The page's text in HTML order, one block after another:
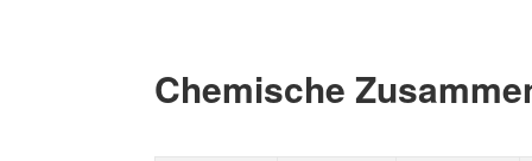
Chemische